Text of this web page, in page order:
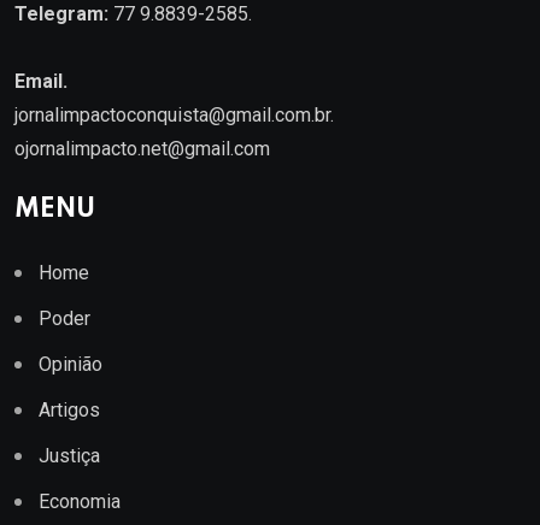
Telegram: 77 9.8839-2585.
Email.
jornalimpactoconquista@gmail.com.br.
ojornalimpacto.net@gmail.com
MENU
Home
Poder
Opinião
Artigos
Justiça
Economia